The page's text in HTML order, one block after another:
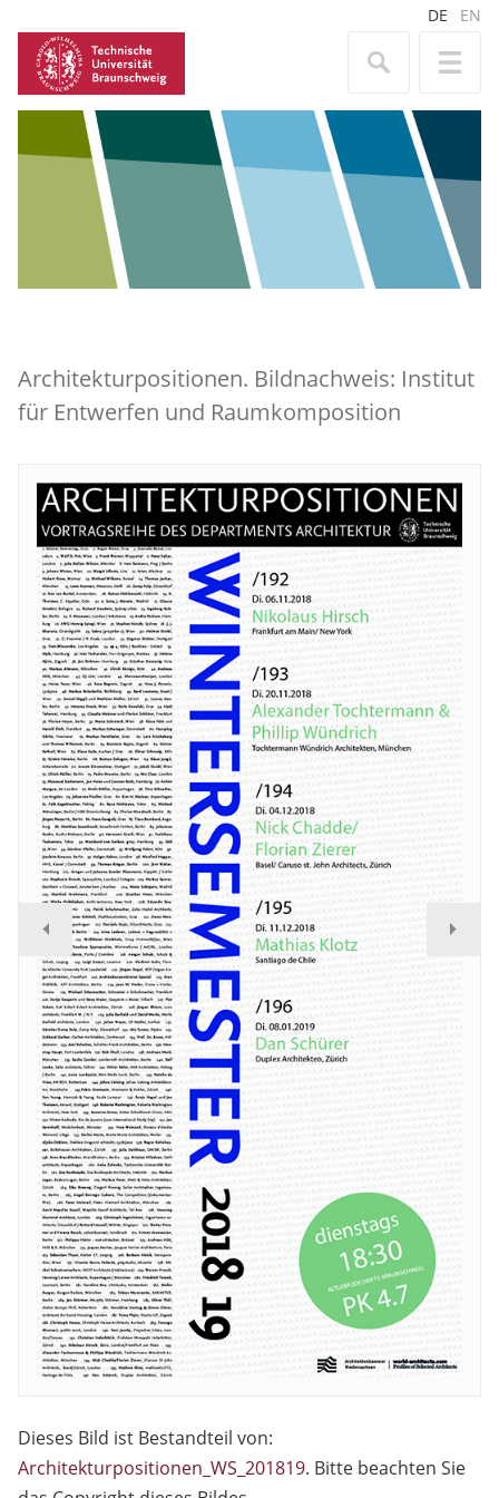
DE EN
Architekturpositionen. Bildnachweis: Institut
für Entwerfen und Raumkomposition
Dieses Bild ist Bestandteil von:
Architekturpositionen_WS_201819. Bitte beachten Sie